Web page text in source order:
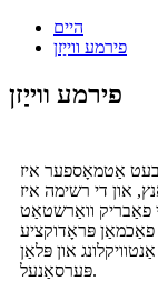
היים
פירמע ווייַזן
פירמע ווייַזן
אַטמאָספער איז
און די רשימה איז
פאַבריק וואַרשטאַט
פאַכמאַן פּראָדוקציע
און פּלאַן
פּערסאַנעל.